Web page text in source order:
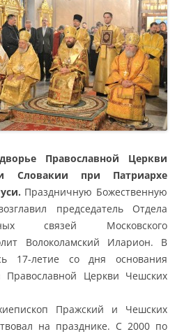
Православной Церкви
Словакии при Патриархе
Праздничную Божественную
председатель Отдела
связей Московского
Волоколамский Иларион. В
17-летие со дня основания
Православной Церкви Чешских
Пражский и Чешских
на празднике. С 2000 по